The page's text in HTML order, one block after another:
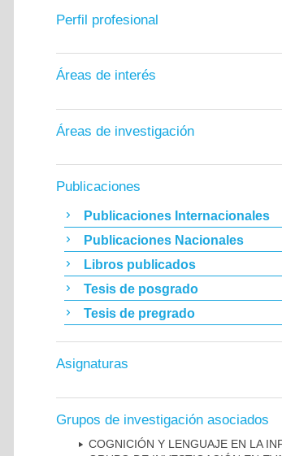
Perfil profesional
Áreas de interés
Áreas de investigación
Publicaciones
Publicaciones Internacionales
Publicaciones Nacionales
Libros publicados
Tesis de posgrado
Tesis de pregrado
Asignaturas
Grupos de investigación asociados
COGNICIÓN Y LENGUAJE EN LA